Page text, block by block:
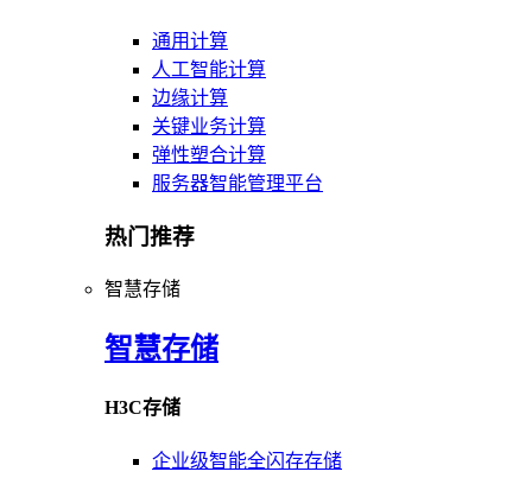
通用计算
人工智能计算
边缘计算
关键业务计算
弹性塑合计算
服务器智能管理平台
热门推荐
智慧存储
智慧存储
H3C存储
企业级智能全闪存存储